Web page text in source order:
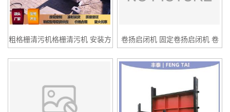
粗格栅清污机格栅清污机 安装方
卷扬启闭机 固定卷扬启闭机 卷
扬启闭机